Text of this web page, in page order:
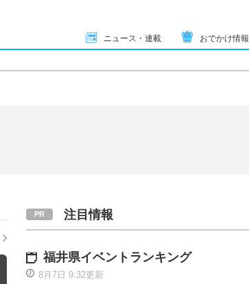
ニュース・連載 おでかけ情報
注目情報
福井県イベントランキング
8月7日 9:32更新